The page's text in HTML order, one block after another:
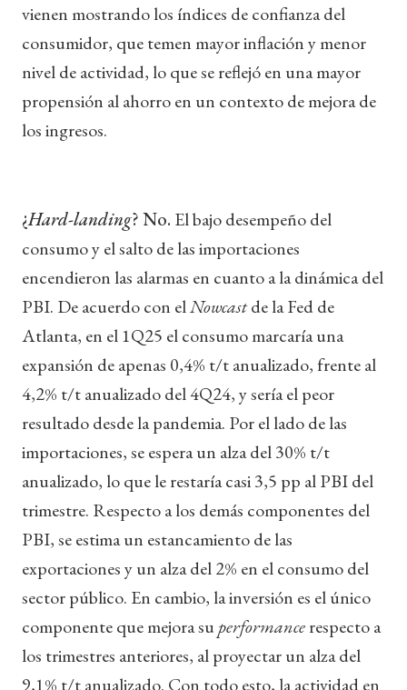
vienen mostrando los índices de confianza del
consumidor, que temen mayor inflación y menor
nivel de actividad, lo que se reflejó en una mayor
propensión al ahorro en un contexto de mejora de
los ingresos.
¿Hard-landing? No. El bajo desempeño del
consumo y el salto de las importaciones
encendieron las alarmas en cuanto a la dinámica del
PBI. De acuerdo con elNowcastde la Fed de
Atlanta, en el 1Q25 el consumo marcaría una
expansión de apenas 0,4% t/t anualizado, frente al
4,2% t/t anualizado del 4Q24, y sería el peor
resultado desde la pandemia. Por el lado de las
importaciones, se espera un alza del 30% t/t
anualizado, lo que le restaría casi 3,5 pp al PBI del
trimestre. Respecto a los demás componentes del
PBI, se estima un estancamiento de las
exportaciones y un alza del 2% en el consumo del
sector público. En cambio, la inversión es el único
componente que mejora superformancerespecto a
los trimestres anteriores, al proyectar un alza del
9,1% t/t anualizado. Con todo esto, la actividad en